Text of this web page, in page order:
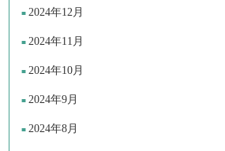
2024年12月
2024年11月
2024年10月
2024年9月
2024年8月